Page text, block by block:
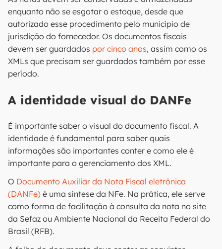
enquanto não se esgotar o estoque, desde que
autorizado esse procedimento pelo município de
jurisdição do fornecedor. Os documentos fiscais
devem ser guardados por cinco anos, assim como os
XMLs que precisam ser guardados também por esse
período.
A identidade visual do DANFe
É importante saber o visual do documento fiscal. A
identidade é fundamental para saber quais
informações são importantes conter e como ele é
importante para o gerenciamento dos XML.
O Documento Auxiliar da Nota Fiscal eletrônica
(DANFe) é uma síntese da NFe. Na prática, ele serve
como forma de facilitação à consulta da nota no site
da Sefaz ou Ambiente Nacional da Receita Federal do
Brasil (RFB).